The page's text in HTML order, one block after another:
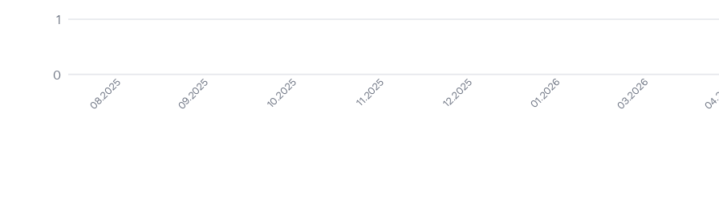
0
1
08.2025 09.2025 10.2025 11.2025 12.2025 01.2026 03.2026